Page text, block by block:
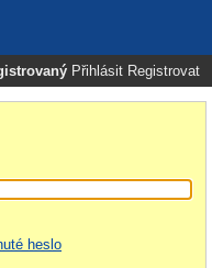
Přihlásit Registrovat
heslo